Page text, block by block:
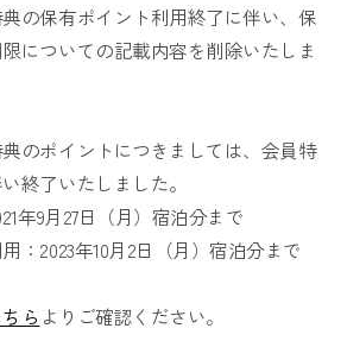
の保有ポイント利用終了に伴い、保
についての記載内容を削除いたしま
のポイントにつきましては、会員特
終了いたしました。
年9月27日（月）宿泊分まで
：2023年10月2日（月）宿泊分まで
ら よりご確認ください。